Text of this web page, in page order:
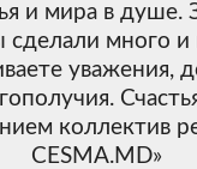
и мира в душе.
сделали много и
уважения,
коллектив
CESMA.MD»